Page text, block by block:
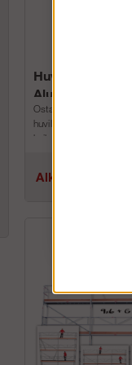
Huvilapaketti 1
Alumiini
Osta suosittu
huvilapakettimme,
kaikenlaisiin töihin.
Alk.€2 257.75